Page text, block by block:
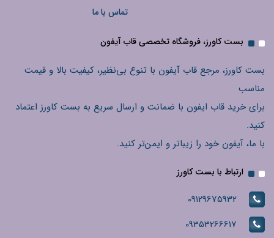
تماس با ما
بست کاورز، فروشگاه تخصصی قاب آیفون
بست کاورز، مرجع قاب آیفون با تنوع بی‌نظیر، کیفیت بالا و قیمت
مناسب
برای خرید قاب ایفون با ضمانت و ارسال سریع به بست کاورز اعتماد
کنید.
با ما، آیفون خود را زیباتر و ایمن‌تر کنید.
ارتباط با بست کاورز
09129675932
09353266617